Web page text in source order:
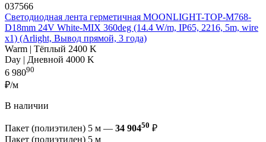
037566
Светодиодная лента герметичная MOONLIGHT-TOP-M768-
D18mm 24V White-MIX 360deg (14.4 W/m, IP65, 2216, 5m, wire
x1) (Arlight, Вывод прямой, 3 года)
Warm | Тёплый 2400 K
Day | Дневной 4000 K
6 98090
₽/м
В наличии
Пакет (полиэтилен) 5 м — 34 90450 ₽
Пакет (полиэтилен) 5 м